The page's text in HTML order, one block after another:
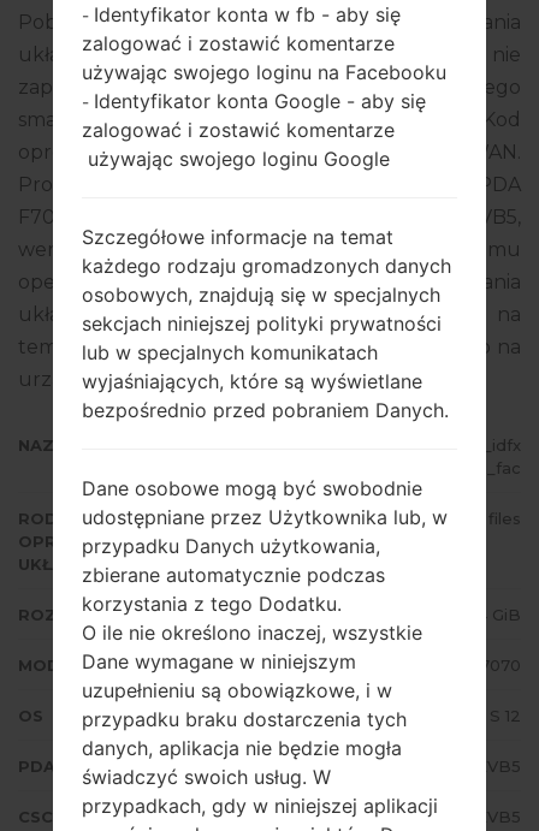
Pobierz najnowszą aktualizację oprogramowania
układowego dla Samsung Galaxy Z Flip 5G, ale nie
zapomnij sprawdzić, czy numer modelu Twojego
smartfona odpowiada wskazanemu SM-F7070. Kod
oprogramowania układowego to BRI z TAIWAN.
Produkt jest dostarczany z wersją PDA
F7070ZHS4EVB5, wersja CSC F7070OZS4EVB5,
wersja MODEM F7070ZCS4EVB5. Wersja systemu
operacyjnego danego oprogramowania
układowego to Android S 12. Pełny poradnik na
temat flashowania oprogramowania układowego na
urządzeniach Samsungtutaj
NAZWA PLIKU
SM-F7070_4_20220216232730_idfx
ixm836_fac
RODZAJ
OPROGRAMOWANIA
UKŁADOWEGO
4 files
ROZMIAR PLIKU 5.74 GiB
MODEL Samsung SM-F7070
OS Android S 12
PDA/AP WERSJA F7070ZHS4EVB5
CSC WERSJA F7070OZS4EVB5
- Identyfikator konta w fb - aby się
zalogować i zostawić komentarze
używając swojego loginu na Facebooku
- Identyfikator konta Google - aby się
zalogować i zostawić komentarze
używając swojego loginu Google
Szczegółowe informacje na temat
każdego rodzaju gromadzonych danych
osobowych, znajdują się w specjalnych
sekcjach niniejszej polityki prywatności
lub w specjalnych komunikatach
wyjaśniających, które są wyświetlane
bezpośrednio przed pobraniem Danych.
Dane osobowe mogą być swobodnie
udostępniane przez Użytkownika lub, w
przypadku Danych użytkowania,
zbierane automatycznie podczas
korzystania z tego Dodatku.
O ile nie określono inaczej, wszystkie
Dane wymagane w niniejszym
uzupełnieniu są obowiązkowe, i w
przypadku braku dostarczenia tych
danych, aplikacja nie będzie mogła
świadczyć swoich usług. W
przypadkach, gdy w niniejszej aplikacji